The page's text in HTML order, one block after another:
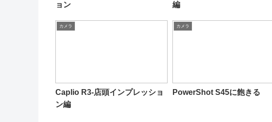
ョン
編
カメラ
Caplio R3-店頭インプレッショ
ン編
カメラ
PowerShot S45に飽きる